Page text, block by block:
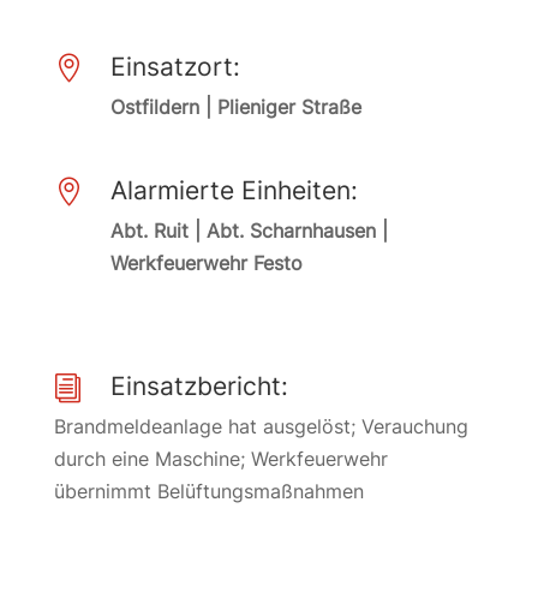
 Einsatzort:
Ostfildern | Plieniger Straße
 Alarmierte Einheiten:
Abt. Ruit | Abt. Scharnhausen |
Werkfeuerwehr Festo
i Einsatzbericht:
Brandmeldeanlage hat ausgelöst; Verauchung
durch eine Maschine; Werkfeuerwehr
übernimmt Belüftungsmaßnahmen